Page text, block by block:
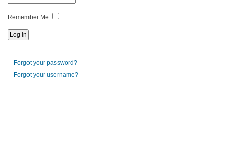
Remember Me
Forgot your password?
Forgot your username?